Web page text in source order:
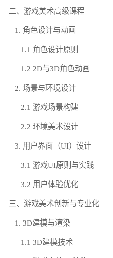
二、游戏美术高级课程
1. 角色设计与动画
1.1 角色设计原则
1.2 2D与3D角色动画
2. 场景与环境设计
2.1 游戏场景构建
2.2 环境美术设计
3. 用户界面（UI）设计
3.1 游戏UI原则与实践
3.2 用户体验优化
三、游戏美术创新与专业化
1. 3D建模与渲染
1.1 3D建模技术